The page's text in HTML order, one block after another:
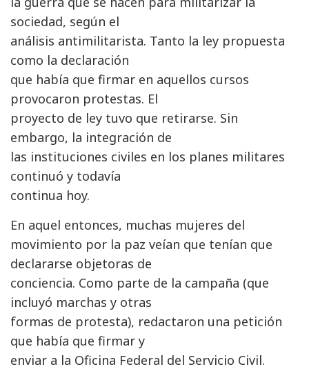
sociedad, según el
análisis antimilitarista. Tanto la ley propuesta
como la declaración
que había que firmar en aquellos cursos
provocaron protestas. El
proyecto de ley tuvo que retirarse. Sin
embargo, la integración de
las instituciones civiles en los planes militares
continuó y todavía
continua hoy.
En aquel entonces, muchas mujeres del
movimiento por la paz veían que tenían que
declararse objetoras de
conciencia. Como parte de la campaña (que
incluyó marchas y otras
formas de protesta), redactaron una petición
que había que firmar y
enviar a la Oficina Federal del Servicio Civil.